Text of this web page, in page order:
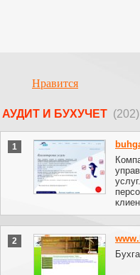
Нравится
АУДИТ И БУХУЧЕТ (202)
1
2